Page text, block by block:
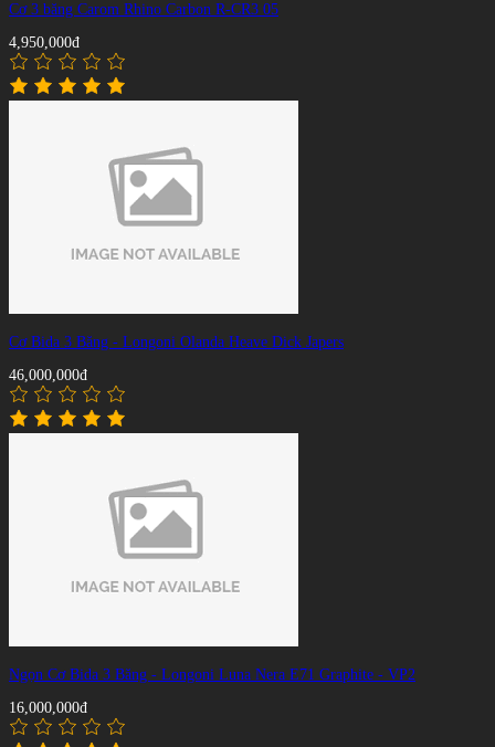
Cơ 3 băng Carom Rhino Carbon R-CR3 05
4,950,000đ
Cơ Bida 3 Băng - Longoni Olanda Heave Dick Japers
46,000,000đ
Ngọn Cơ Bida 3 Băng - Longoni Luna Nera E71 Graphite - VP2
16,000,000đ